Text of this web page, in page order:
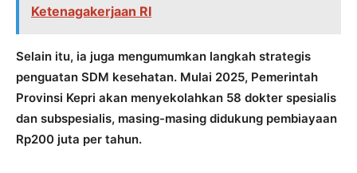
Ketenagakerjaan RI
Selain itu, ia juga mengumumkan langkah strategis
penguatan SDM kesehatan. Mulai 2025, Pemerintah
Provinsi Kepri akan menyekolahkan 58 dokter spesialis
dan subspesialis, masing-masing didukung pembiayaan
Rp200 juta per tahun.